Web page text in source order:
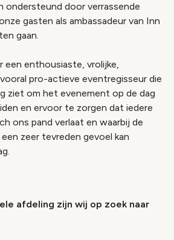
ondersteund door verrassende
gasten als ambassadeur van Inn
gaan.
een enthousiaste, vrolijke,
pro-actieve eventregisseur die
ziet om het evenement op de dag
en ervoor te zorgen dat iedere
ons pand verlaat en waarbij de
zeer tevreden gevoel kan
afdeling zijn wij op zoek naar